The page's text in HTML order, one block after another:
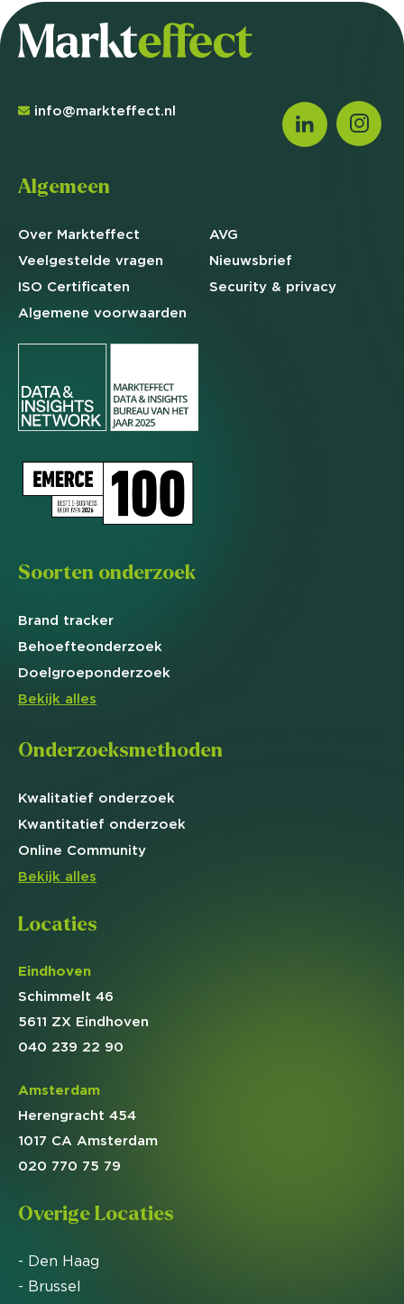
info@markteffect.nl
Algemeen
Over Markteffect
Veelgestelde vragen
ISO Certificaten
Algemene voorwaarden
AVG
Nieuwsbrief
Security & privacy
Soorten onderzoek
Brand tracker
Behoefteonderzoek
Doelgroeponderzoek
Bekijk alles
Onderzoeksmethoden
Kwalitatief onderzoek
Kwantitatief onderzoek
Online Community
Bekijk alles
Locaties
Eindhoven
Schimmelt 46
5611 ZX Eindhoven
040 239 22 90
Amsterdam
Herengracht 454
1017 CA Amsterdam
020 770 75 79
Overige Locaties
- Den Haag
- Brussel